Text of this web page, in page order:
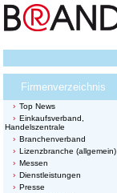
Firmenverzeichnis
Top News
Einkaufsverband,
Handelszentrale
Branchenverband
Lizenzbranche (allgemein)
Messen
Dienstleistungen
Presse